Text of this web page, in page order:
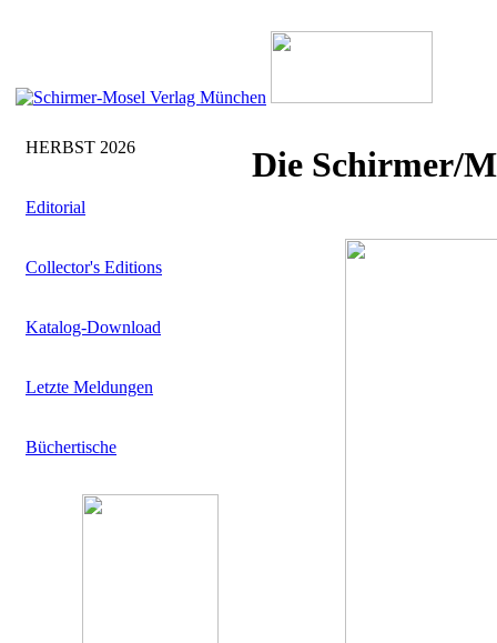
HERBST 2026
Editorial
Collector's Editions
Katalog-Download
Letzte Meldungen
Büchertische
Die Schirmer/